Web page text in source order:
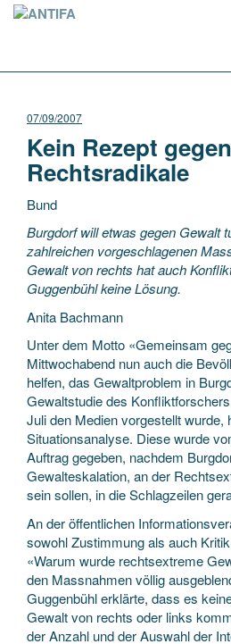
07/09/2007
Kein Rezept gegen
Rechtsradikale
Bund
Burgdorf will etwas gegen Gewalt
zahlreichen vorgeschlagenen
Gewalt von rechts hat auch
Guggenbühl keine Lösung.
Anita Bachmann
Unter dem Motto «Gemeinsam
Mittwochabend nun auch die
helfen, das Gewaltproblem in
Gewaltstudie des
Juli den Medien vorgestellt wurde,
Situationsanalyse. Diese wurde
Auftrag gegeben, nachdem
Gewalteskalation, an der
sein sollen, in die Schlagzeilen
An der öffentlichen
sowohl Zustimmung als auch
«Warum wurde rechtsextreme
den Massnahmen völlig
Guggenbühl erklärte, dass es
Gewalt von rechts oder links
der Anzahl und der Auswahl der